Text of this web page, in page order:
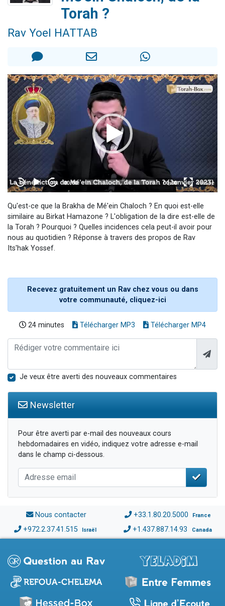
Il reste 49 places pour étudier en groupe sur Zoom
2 nouvelles musiques dans Torah-Box Music
Torah ?
Rav Yoel HATTAB
Qu'est-ce que la Brakha de Mé'ein Chaloch ? En quoi est-elle
similaire au Birkat Hamazone ? L'obligation de la dire est-elle de
la Torah ? Pourquoi ? Quelles incidences cela peut-il avoir pour
nous au quotidien ? Réponse à travers des propos de Rav
Its'hak Yossef.
Recevez gratuitement un Rav chez vous ou dans
votre communauté, cliquez-ici
24 minutes Télécharger MP3 Télécharger MP4
Je veux être averti des nouveaux commentaires
Newsletter
Pour être averti par e-mail des nouveaux cours
hebdomadaires en vidéo, indiquez votre adresse e-mail
dans le champ ci-dessous.
Nous contacter +33.1.80.20.5000 France
+972.2.37.41.515 Israël +1.437.887.14.93 Canada